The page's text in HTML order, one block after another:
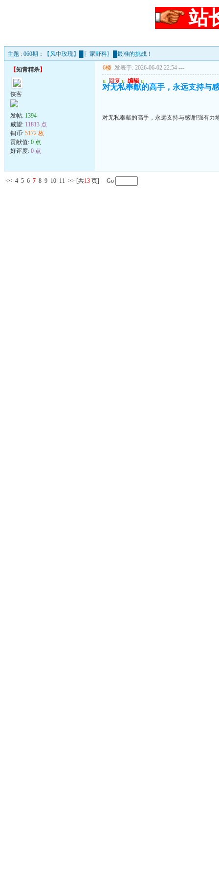
站
主题 : 060期：【风中玫瑰】█〖家野料〗█最准的挑战！
【知青精杀】
侠客
发帖: 1394
威望: 11813 点
铜币: 5172 枚
贡献值: 0 点
好评度: 0 点
6楼 发表于: 2026-06-02 22:54 ---
u 回复 u 编辑 u
对无私奉献的高手，永远支持与
对无私奉献的高手，永远支持与感谢!强有力
<< 4 5 6 7 8 9 10 11 >> [共13 页] Go